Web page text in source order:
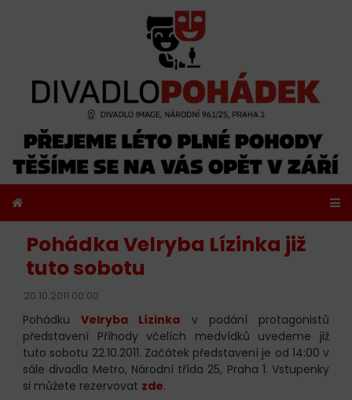
Pohádka Velryba Lízinka již
tuto sobotu
20.10.2011 00:00
PohádkuVelryba Lízinka v podání protagonistů
představení Příhody včelích medvídků uvedeme již
tuto sobotu 22.10.2011. Začátek představení je od 14:00 v
sále divadla Metro, Národní třída 25, Praha 1. Vstupenky
si můžete rezervovat zde.